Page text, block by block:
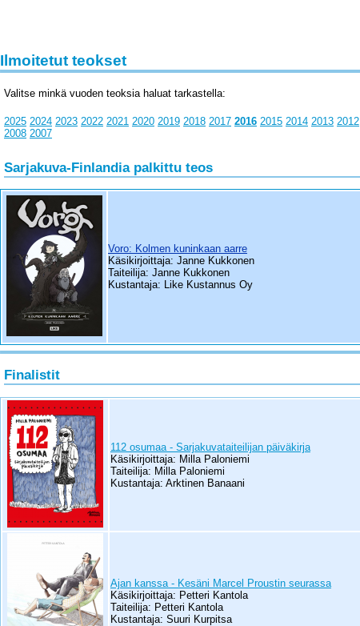
Ilmoitetut teokset
Valitse minkä vuoden teoksia haluat tarkastella:
2025 2024 2023 2022 2021 2020 2019 2018 2017 2016 2015 2014 2013 2012
2008 2007
Sarjakuva-Finlandia palkittu teos
Voro: Kolmen kuninkaan aarre
Käsikirjoittaja: Janne Kukkonen
Taiteilija: Janne Kukkonen
Kustantaja: Like Kustannus Oy
Finalistit
112 osumaa - Sarjakuvataiteilijan päiväkirja
Käsikirjoittaja: Milla Paloniemi
Taiteilija: Milla Paloniemi
Kustantaja: Arktinen Banaani
Ajan kanssa - Kesäni Marcel Proustin seurassa
Käsikirjoittaja: Petteri Kantola
Taiteilija: Petteri Kantola
Kustantaja: Suuri Kurpitsa